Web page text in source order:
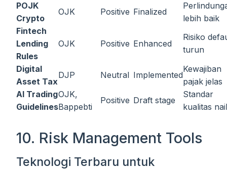
POJK
Crypto
OJK Positive Finalized
lebih baik
Fintech
Lending
Rules
OJK Positive Enhanced
Risiko
turun
Digital
Asset Tax
DJP Neutral Implemented
Kewajiban
pajak jelas
AI Trading
Guidelines
OJK,
Bappebti
Positive Draft stage
Standar
kualitas
10. Risk Management Tools
Teknologi Terbaru untuk